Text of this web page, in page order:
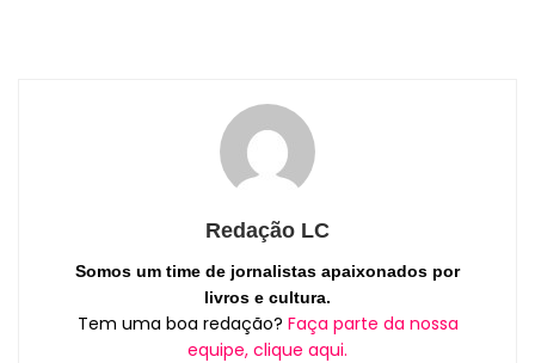
Redação LC
Somos um time de jornalistas apaixonados por
livros e cultura.
Tem uma boa redação? Faça parte da nossa
equipe, clique aqui.